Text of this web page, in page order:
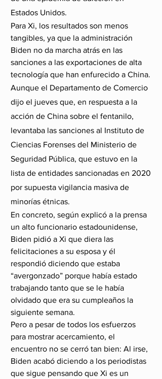
Estados Unidos.
Para Xi, los resultados son menos
tangibles, ya que la administración
Biden no da marcha atrás en las
sanciones a las exportaciones de alta
tecnología que han enfurecido a China.
Aunque el Departamento de Comercio
dijo el jueves que, en respuesta a la
acción de China sobre el fentanilo,
levantaba las sanciones al Instituto de
Ciencias Forenses del Ministerio de
Seguridad Pública, que estuvo en la
lista de entidades sancionadas en 2020
por supuesta vigilancia masiva de
minorías étnicas.
En concreto, según explicó a la prensa
un alto funcionario estadounidense,
Biden pidió a Xi que diera las
felicitaciones a su esposa y él
respondió diciendo que estaba
“avergonzado” porque había estado
trabajando tanto que se le había
olvidado que era su cumpleaños la
siguiente semana.
Pero a pesar de todos los esfuerzos
para mostrar acercamiento, el
encuentro no se cerró tan bien: Al irse,
Biden acabó diciendo a los periodistas
que sigue pensando que Xi es un